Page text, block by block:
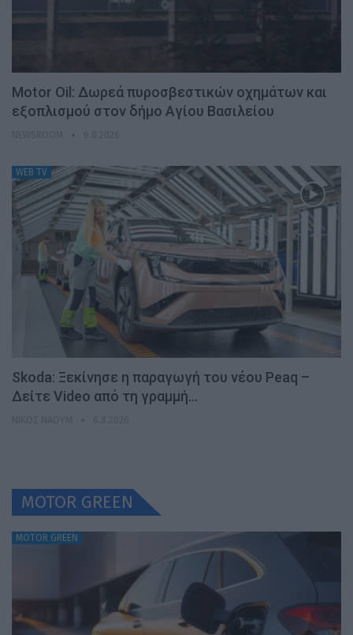
Motor Oil: Δωρεά πυροσβεστικών οχημάτων και
εξοπλισμού στον δήμο Αγίου Βασιλείου
WEB TV
Skoda: Ξεκίνησε η παραγωγή του νέου Peaq –
Δείτε Video από τη γραμμή…
MOTOR GREEN
MOTOR GREEN